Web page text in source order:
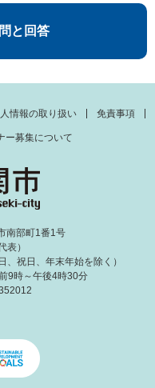
と回答
情報の取り扱い 免責事項
ー募集について
南部町1番1号
表）
祝日、年末年始を除く）
9時～午後4時30分